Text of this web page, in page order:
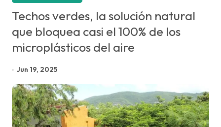
Techos verdes, la solución natural
que bloquea casi el 100% de los
microplásticos del aire
Jun 19, 2025